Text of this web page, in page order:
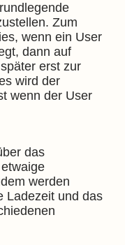
Zum
wenn ein User
dann auf
erst zur
wird der
wenn der User
das
werden
Ladezeit und das